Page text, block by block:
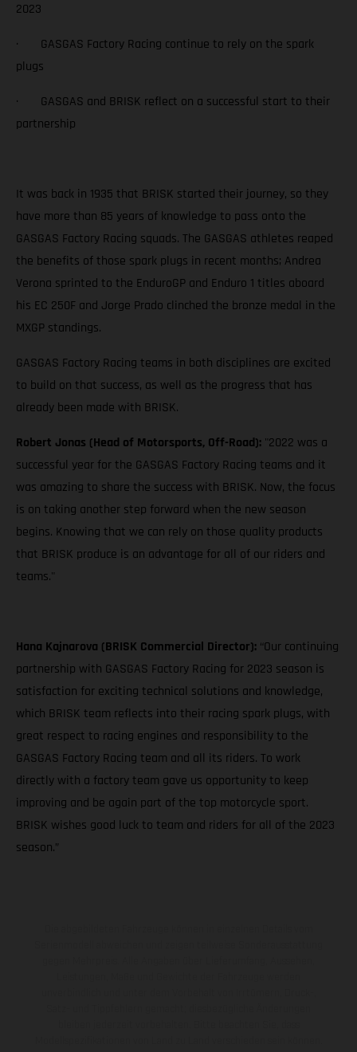
2023
· GASGAS Factory Racing continue to rely on the spark
plugs
· GASGAS and BRISK reflect on a successful start to their
partnership
It was back in 1935 that BRISK started their journey, so they
have more than 85 years of knowledge to pass onto the
GASGAS Factory Racing squads. The GASGAS athletes reaped
the benefits of those spark plugs in recent months; Andrea
Verona sprinted to the EnduroGP and Enduro 1 titles aboard
his EC 250F and Jorge Prado clinched the bronze medal in the
MXGP standings.
GASGAS Factory Racing teams in both disciplines are excited
to build on that success, as well as the progress that has
already been made with BRISK.
Robert Jonas (Head of Motorsports, Off-Road): "2022 was a
successful year for the GASGAS Factory Racing teams and it
was amazing to share the success with BRISK. Now, the focus
is on taking another step forward when the new season
begins. Knowing that we can rely on those quality products
that BRISK produce is an advantage for all of our riders and
teams."
Hana Kajnarova (BRISK Commercial Director): “Our continuing
partnership with GASGAS Factory Racing for 2023 season is
satisfaction for exciting technical solutions and knowledge,
which BRISK team reflects into their racing spark plugs, with
great respect to racing engines and responsibility to the
GASGAS Factory Racing team and all its riders. To work
directly with a factory team gave us opportunity to keep
improving and be again part of the top motorcycle sport.
BRISK wishes good luck to team and riders for all of the 2023
season.”